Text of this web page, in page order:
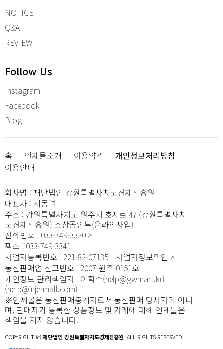
NOTICE
Q&A
REVIEW
Follow Us
Instagram
Facebook
Blog
홈 인제몰소개 이용약관
개인정보처리방침
이용안내
회사명 : 재단법인 강원특별자치도경제진흥원
대표자 : 서동면
주소 : 강원특별자치도 원주시 호저로 47 (강원특별자치
도경제진흥원) 소상공인부(온라인사업)
전화번호 : 033-749-3320
팩스 : 033-749-3341
사업자등록번호 : 221-82-07135
사업자정보확인
통신판매업 신고번호 : 2007-원주-0151호
개인정보 관리책임자 : 이학수(help@gwmart.kr)
(help@inje-mall.com)
※인제몰은 통신판매중개자로서 통신판매 당사자가 아니
며, 판매자가 등록한 상품정보 및 거래에 대해 인제몰은
책임을 지지 않습니다.
COPYRIGHT (c)재단법인 강원특별자치도경제진흥원 ALL RIGHTS RESERVED.